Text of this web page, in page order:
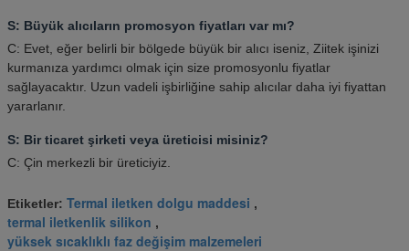
S: Büyük alıcıların promosyon fiyatları var mı?
C: Evet, eğer belirli bir bölgede büyük bir alıcı iseniz, Ziitek işinizi
kurmanıza yardımcı olmak için size promosyonlu fiyatlar
sağlayacaktır. Uzun vadeli işbirliğine sahip alıcılar daha iyi fiyattan
yararlanır.
S: Bir ticaret şirketi veya üreticisi misiniz?
C: Çin merkezli bir üreticiyiz.
Etiketler: Termal iletken dolgu maddesi ,
termal iletkenlik silikon ,
yüksek sıcaklıklı faz değişim malzemeleri